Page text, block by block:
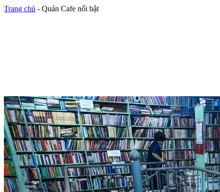
Trang chủ - Quán Cafe nổi bật